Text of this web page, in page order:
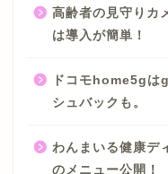
高齢者の見守りカ
は導入が簡単！
ドコモhome5gは
シュバックも。
わんまいる健康デ
のメニュー公開！